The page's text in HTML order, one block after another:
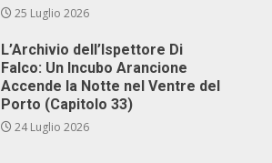
25 Luglio 2026
L’Archivio dell’Ispettore Di
Falco: Un Incubo Arancione
Accende la Notte nel Ventre del
Porto (Capitolo 33)
24 Luglio 2026